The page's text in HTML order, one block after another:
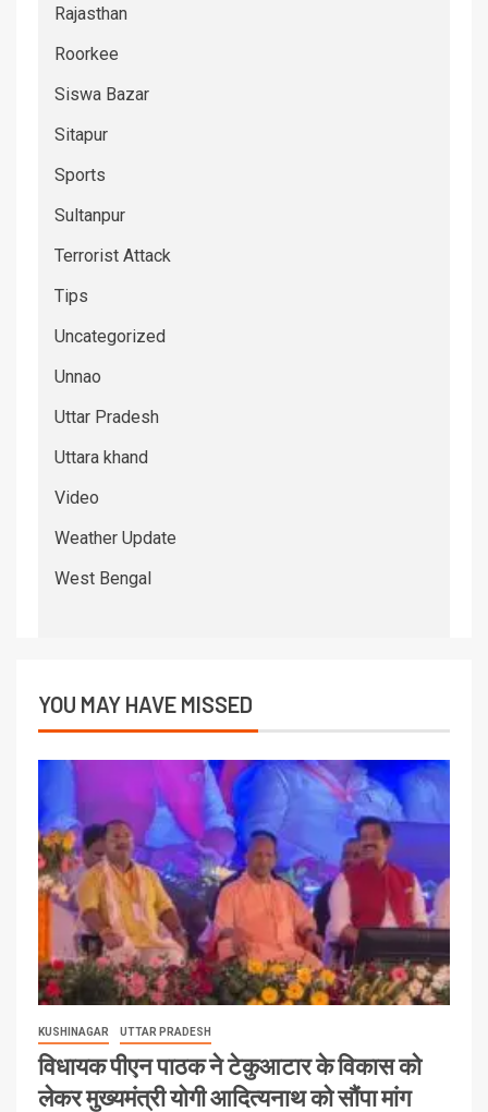
Rajasthan
Roorkee
Siswa Bazar
Sitapur
Sports
Sultanpur
Terrorist Attack
Tips
Uncategorized
Unnao
Uttar Pradesh
Uttara khand
Video
Weather Update
West Bengal
YOU MAY HAVE MISSED
KUSHINAGAR UTTAR PRADESH
विधायक पीएन पाठक ने टेकुआटार के विकास को
लेकर मुख्यमंत्री योगी आदित्यनाथ को सौंपा मांग